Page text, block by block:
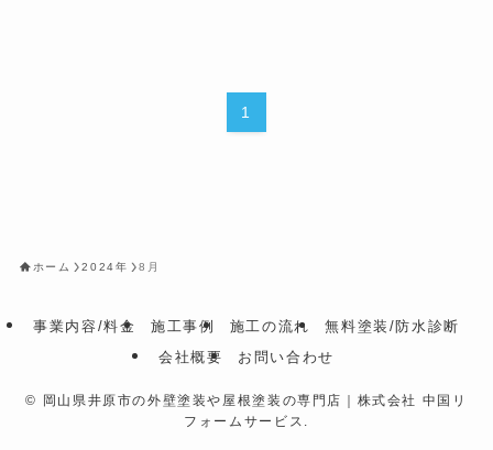
1
ホーム 2024年 8月
事業内容/料金 施工事例 施工の流れ
無料塗装/防水診断
会社概要
お問い合わせ
© 岡山県井原市の外壁塗装や屋根塗装の専門店｜株式会社 中国リ
フォームサービス.